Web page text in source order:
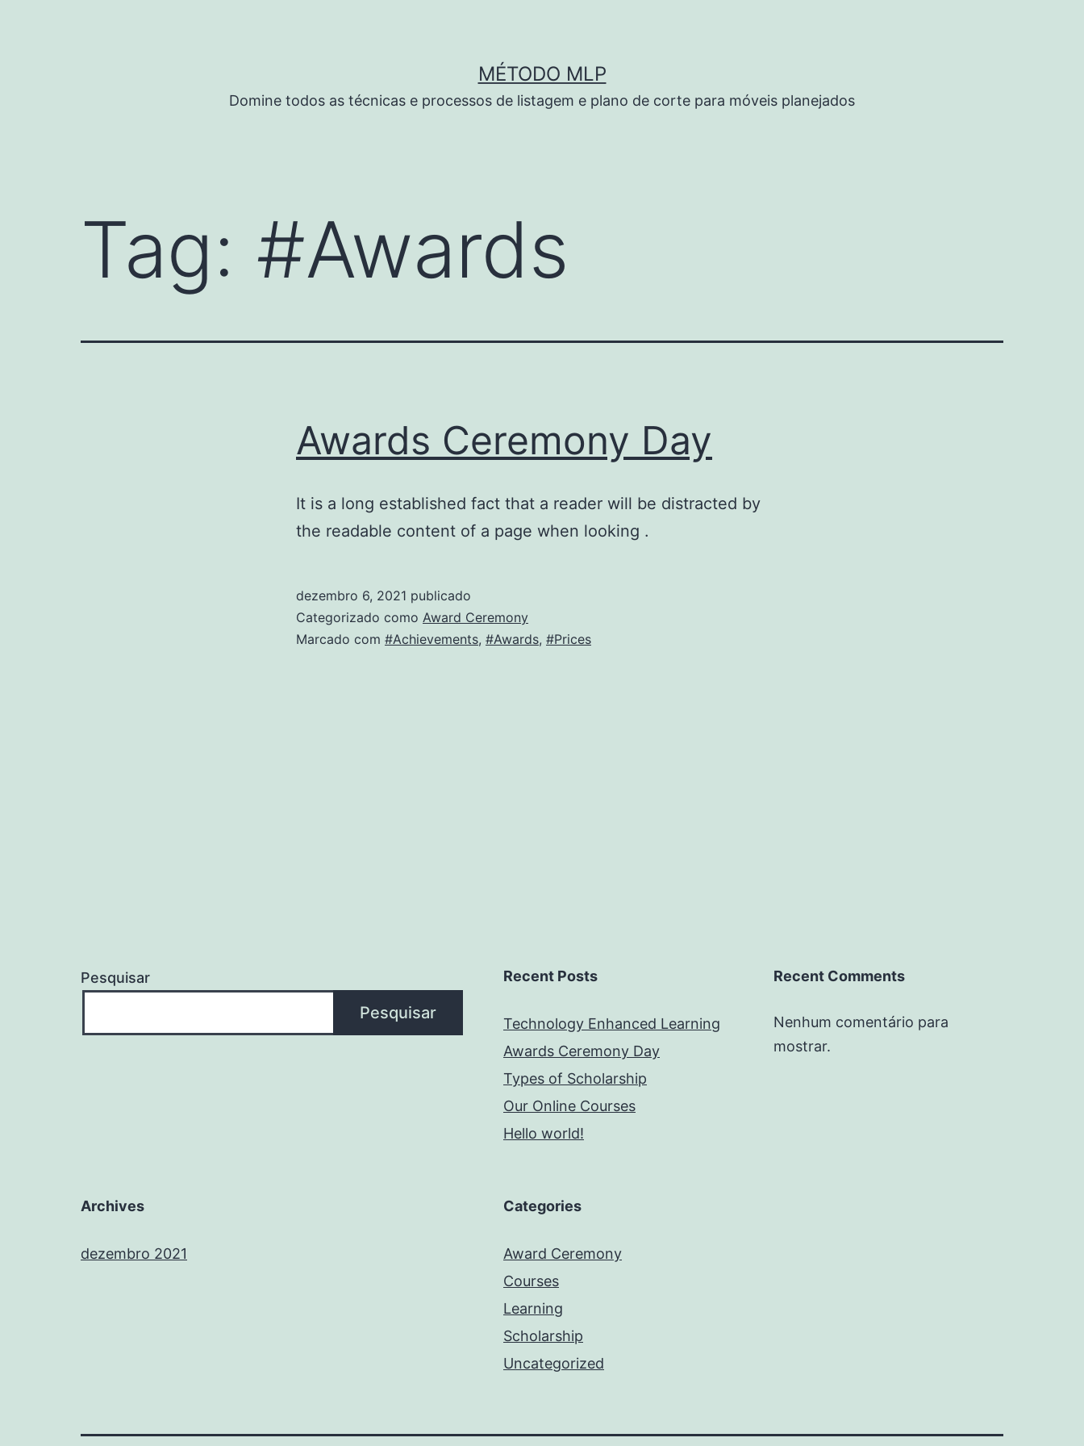
MÉTODO MLP
Domine todos as técnicas e processos de listagem e plano de corte para móveis planejados
Tag: #Awards
Awards Ceremony Day
It is a long established fact that a reader will be distracted by
the readable content of a page when looking .
dezembro 6, 2021 publicado
Categorizado como Award Ceremony
Marcado com #Achievements, #Awards, #Prices
Pesquisar
Pesquisar
Recent Posts
Technology Enhanced Learning
Awards Ceremony Day
Types of Scholarship
Our Online Courses
Hello world!
Recent Comments
Nenhum comentário para
mostrar.
Archives
dezembro 2021
Categories
Award Ceremony
Courses
Learning
Scholarship
Uncategorized